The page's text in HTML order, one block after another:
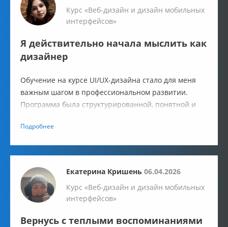
Курс «Веб-дизайн и дизайн мобильных
интерфейсов»
Я действительно начала мыслить как
дизайнер
Обучение на курсе UI/UX-дизайна стало для меня
важным шагом в профессиональном развитии.
Программа была структурированной, понятной и
опыта до создания полноценного дизайн-проекта.
Подробнее
Екатерина Кришень 06.04.2026
Курс «Веб-дизайн и дизайн мобильных
интерфейсов»
Вернусь с теплыми воспоминаниями